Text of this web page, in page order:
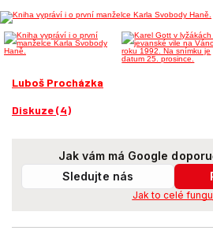
Luboš Procházka
Diskuze (4)
Jak vám má Google
Sledujte nás
Jak to celé